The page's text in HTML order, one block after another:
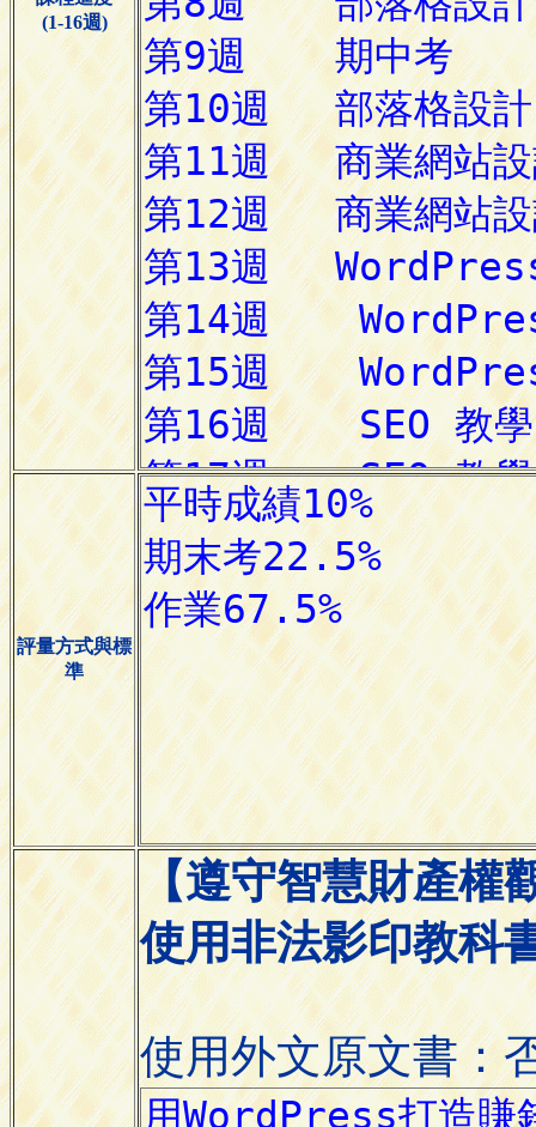
(1-16週)
評量方式與標
準
【遵守智慧財產權
使用非法影印教科
使用外文原文書：